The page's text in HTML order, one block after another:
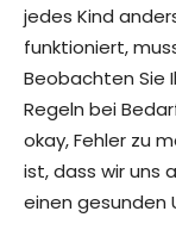
jedes Kind
funktioniert,
Beobachten Sie
Regeln bei
okay, Fehler zu
ist, dass wir uns
einen gesunden